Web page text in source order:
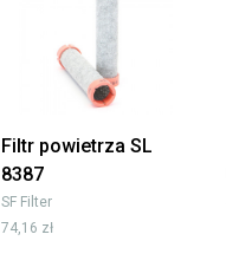
Filtr powietrza SL
8387
SF Filter
74,16 zł